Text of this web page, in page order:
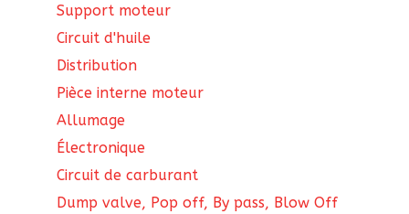
Support moteur
Circuit d'huile
Distribution
Pièce interne moteur
Allumage
Électronique
Circuit de carburant
Dump valve, Pop off, By pass, Blow Off